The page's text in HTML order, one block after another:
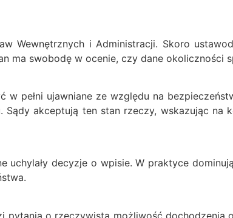
Wewnętrznych i Administracji. Skoro
ma swobodę w ocenie, czy dane okoliczności
pełni ujawniane ze względu na
akceptują ten stan rzeczy, wskazując na
decyzje o wpisie. W praktyce
o rzeczywistą możliwość dochodzenia